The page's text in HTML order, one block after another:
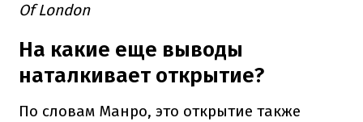
Оf London
На какие еще выводы
наталкивает открытие?
По словам Манро, это открытие также